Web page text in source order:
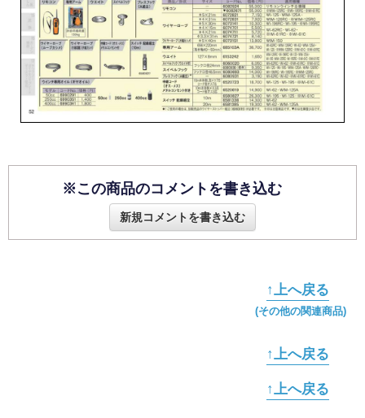
※この商品のコメントを書き込む
新規コメントを書き込む
↑上へ戻る
(その他の関連商品)
↑上へ戻る
↑上へ戻る